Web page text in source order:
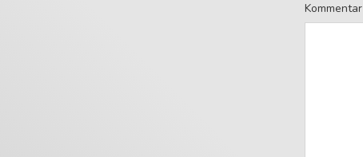
Kommentar